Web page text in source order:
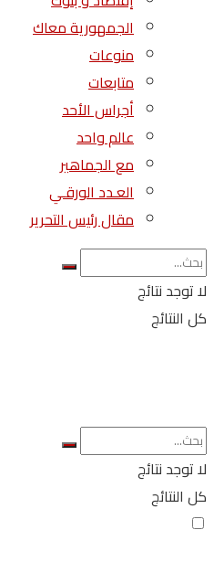
الجمهورية معاك
منوعات
متابعات
أجراس الأحد
عالم واحد
مع الجماهير
العـدد الورقـي
مقال رئيس التحرير
لا توجد نتائج
كل النتائج
لا توجد نتائج
كل النتائج